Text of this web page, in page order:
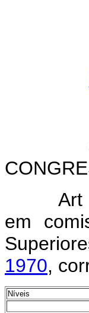
O
Art
em
1970,
Níveis